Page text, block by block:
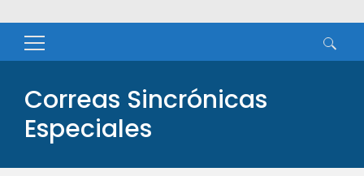
Buscar:
Correas Sincrónicas
Especiales